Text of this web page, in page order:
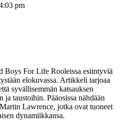
pm
Boys For Life Rooleissa esiintyviä
elokuvassa. Artikkeli tarjoaa
syvällisemmän katsauksen
taustoihin. Pääosissa nähdään
Lawrence, jotka ovat tuoneet
dynamiikkansa.